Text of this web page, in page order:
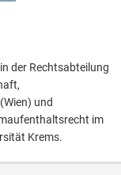
der Rechtsabteilung
und
im
Krems.